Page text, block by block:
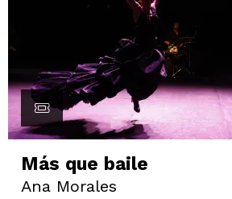
Más que baile
Ana Morales